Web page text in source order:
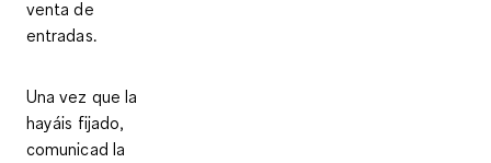
venta de
entradas.
Una vez que la
hayáis fijado,
comunicad la